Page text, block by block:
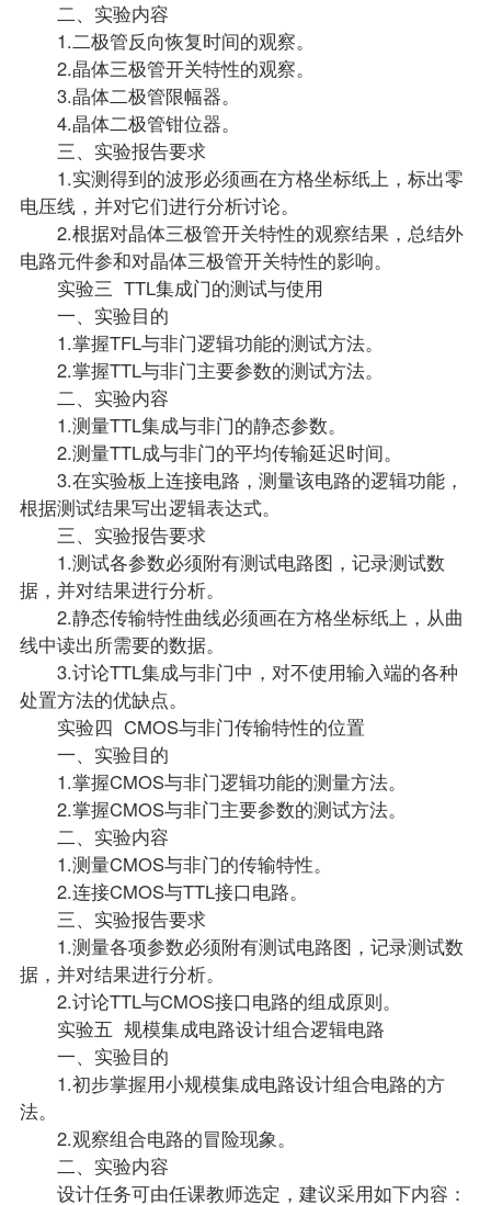
二、实验内容
1.二极管反向恢复时间的观察。
2.晶体三极管开关特性的观察。
3.晶体二极管限幅器。
4.晶体二极管钳位器。
三、实验报告要求
1.实测得到的波形必须画在方格坐标纸上，标出零
电压线，并对它们进行分析讨论。
2.根据对晶体三极管开关特性的观察结果，总结外
电路元件参和对晶体三极管开关特性的影响。
实验三 TTL集成门的测试与使用
一、实验目的
1.掌握TFL与非门逻辑功能的测试方法。
2.掌握TTL与非门主要参数的测试方法。
二、实验内容
1.测量TTL集成与非门的静态参数。
2.测量TTL成与非门的平均传输延迟时间。
3.在实验板上连接电路，测量该电路的逻辑功能，
根据测试结果写出逻辑表达式。
三、实验报告要求
1.测试各参数必须附有测试电路图，记录测试数
据，并对结果进行分析。
2.静态传输特性曲线必须画在方格坐标纸上，从曲
线中读出所需要的数据。
3.讨论TTL集成与非门中，对不使用输入端的各种
处置方法的优缺点。
实验四 CMOS与非门传输特性的位置
一、实验目的
1.掌握CMOS与非门逻辑功能的测量方法。
2.掌握CMOS与非门主要参数的测试方法。
二、实验内容
1.测量CMOS与非门的传输特性。
2.连接CMOS与TTL接口电路。
三、实验报告要求
1.测量各项参数必须附有测试电路图，记录测试数
据，并对结果进行分析。
2.讨论TTL与CMOS接口电路的组成原则。
实验五 规模集成电路设计组合逻辑电路
一、实验目的
1.初步掌握用小规模集成电路设计组合电路的方
法。
2.观察组合电路的冒险现象。
二、实验内容
设计任务可由任课教师选定，建议采用如下内容：